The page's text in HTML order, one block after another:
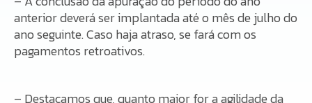
anterior deverá ser implantada até o mês de julho do
ano seguinte. Caso haja atraso, se fará com os
pagamentos retroativos.
– Destacamos que, quanto maior for a agilidade da